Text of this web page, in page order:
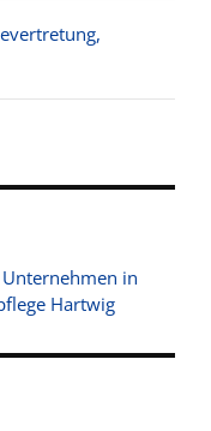
in
Hartwig